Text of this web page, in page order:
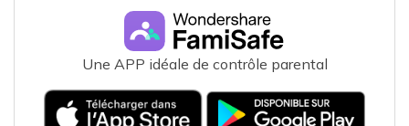
Une APP idéale de contrôle parental